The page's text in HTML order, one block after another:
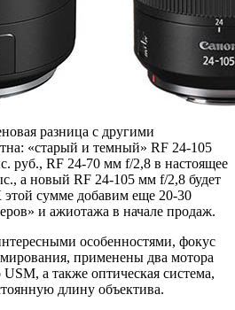
разница с другими
«старый и темный» RF 24-105
руб., RF 24-70 мм f/2,8 в настоящее
а новый RF 24-105 мм f/2,8 будет
этой сумме добавим еще 20-30
и ажиотажа в начале продаж.
особенностями, фокус
применены два мотора
а также оптическая система,
длину объектива.